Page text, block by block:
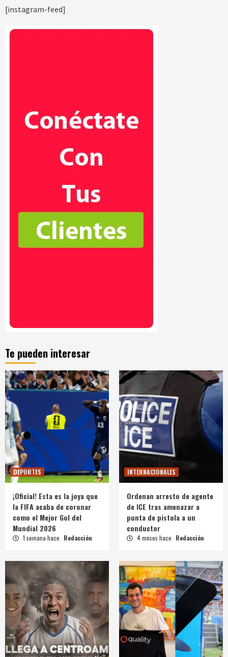
[instagram-feed]
Te pueden interesar
DEPORTES
¡Oficial! Esta es la joya que
la FIFA acaba de coronar
como el Mejor Gol del
Mundial 2026
1 semana hace Redacción
INTERNACIONALES
Ordenan arresto de agente
de ICE tras amenazar a
punta de pistola a un
conductor
4 meses hace Redacción